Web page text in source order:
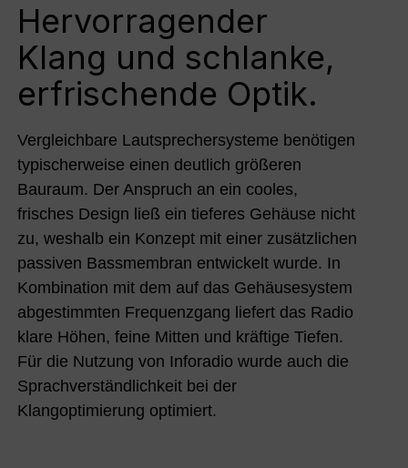
Hervorragender
Klang und schlanke,
erfrischende Optik.
Vergleichbare Lautsprechersysteme benötigen
typischerweise einen deutlich größeren
Bauraum. Der Anspruch an ein cooles,
frisches Design ließ ein tieferes Gehäuse nicht
zu, weshalb ein Konzept mit einer zusätzlichen
passiven Bassmembran entwickelt wurde. In
Kombination mit dem auf das Gehäusesystem
abgestimmten Frequenzgang liefert das Radio
klare Höhen, feine Mitten und kräftige Tiefen.
Für die Nutzung von Inforadio wurde auch die
Sprachverständlichkeit bei der
Klangoptimierung optimiert.